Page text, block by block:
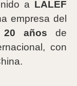
a LALEF
empresa del
20 años de
con